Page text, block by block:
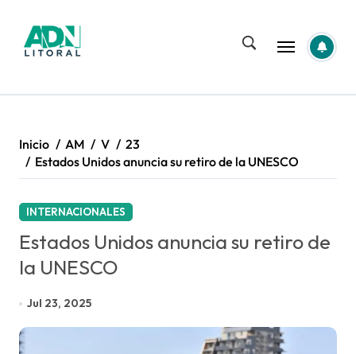
contenido
Inicio AM V
23
Estados Unidos anuncia su retiro de la UNESCO
INTERNACIONALES
Estados Unidos anuncia su retiro de
la UNESCO
Jul 23, 2025